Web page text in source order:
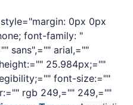
0px 0px
font-family: "
sans",="" arial,=""
25.984px;=""
font-size:=""
rgb 249,="" 249,=""